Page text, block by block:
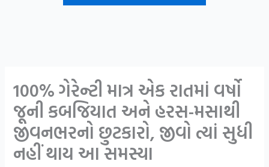
100% ગેરેન્ટી માત્ર એક રાતમાં વર્ષો
જૂની કબજિયાત અને હરસ-મસાથી
જીવનભરનો છુટકારો, જીવો ત્યાં સુધી
નહીં થાય આ સમસ્યા